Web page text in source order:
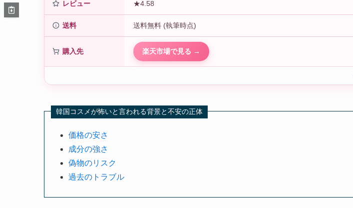
レビュー ★4.58
送料 送料無料 (執筆時点)
購入先 楽天市場で見る →
韓国コスメが怖いと言われる背景と不安の正体
価格の安さ
成分の強さ
偽物のリスク
過去のトラブル